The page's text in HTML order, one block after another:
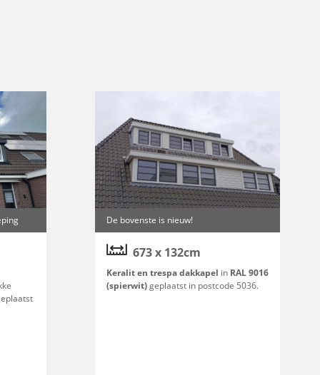
De bovenste is nieuw!
673 x 132cm
Keralit en trespa dakkapel in RAL 9016
(spierwit)geplaatst in postcode 5036.